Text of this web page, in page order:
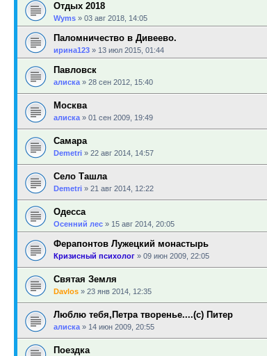
Отдых 2018
Wyms » 03 авг 2018, 14:05
Паломничество в Дивеево.
ирина123 » 13 июл 2015, 01:44
Павловск
алиска » 28 сен 2012, 15:40
Москва
алиска » 01 сен 2009, 19:49
Самара
Demetri » 22 авг 2014, 14:57
Село Ташла
Demetri » 21 авг 2014, 12:22
Одесса
Осенний лес » 15 авг 2014, 20:05
Ферапонтов Лужецкий монастырь
Кризисный психолог » 09 июн 2009, 22:05
Святая Земля
Davlos » 23 янв 2014, 12:35
Люблю тебя,Петра творенье....(с) Питер
алиска » 14 июн 2009, 20:55
Поездка